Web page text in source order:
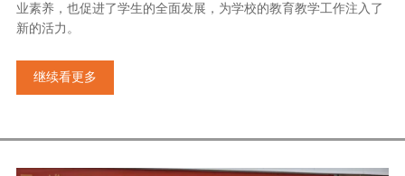
业素养，也促进了学生的全面发展，为学校的教育教学工作注入了
新的活力。
继续看更多